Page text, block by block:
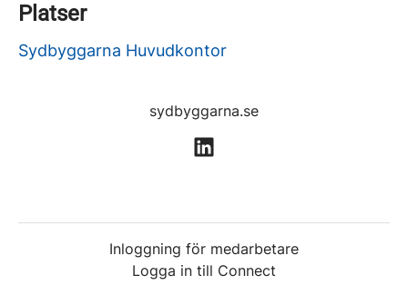
Platser
Sydbyggarna Huvudkontor
sydbyggarna.se
Inloggning för medarbetare
Logga in till Connect